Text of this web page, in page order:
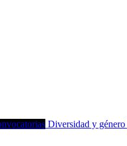
Diversidad y género